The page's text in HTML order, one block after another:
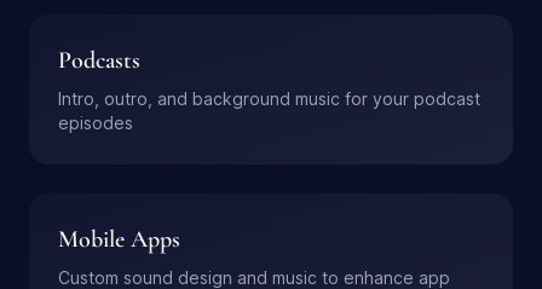
Podcasts
Intro, outro, and background music for your podcast
episodes
Mobile Apps
Custom sound design and music to enhance app